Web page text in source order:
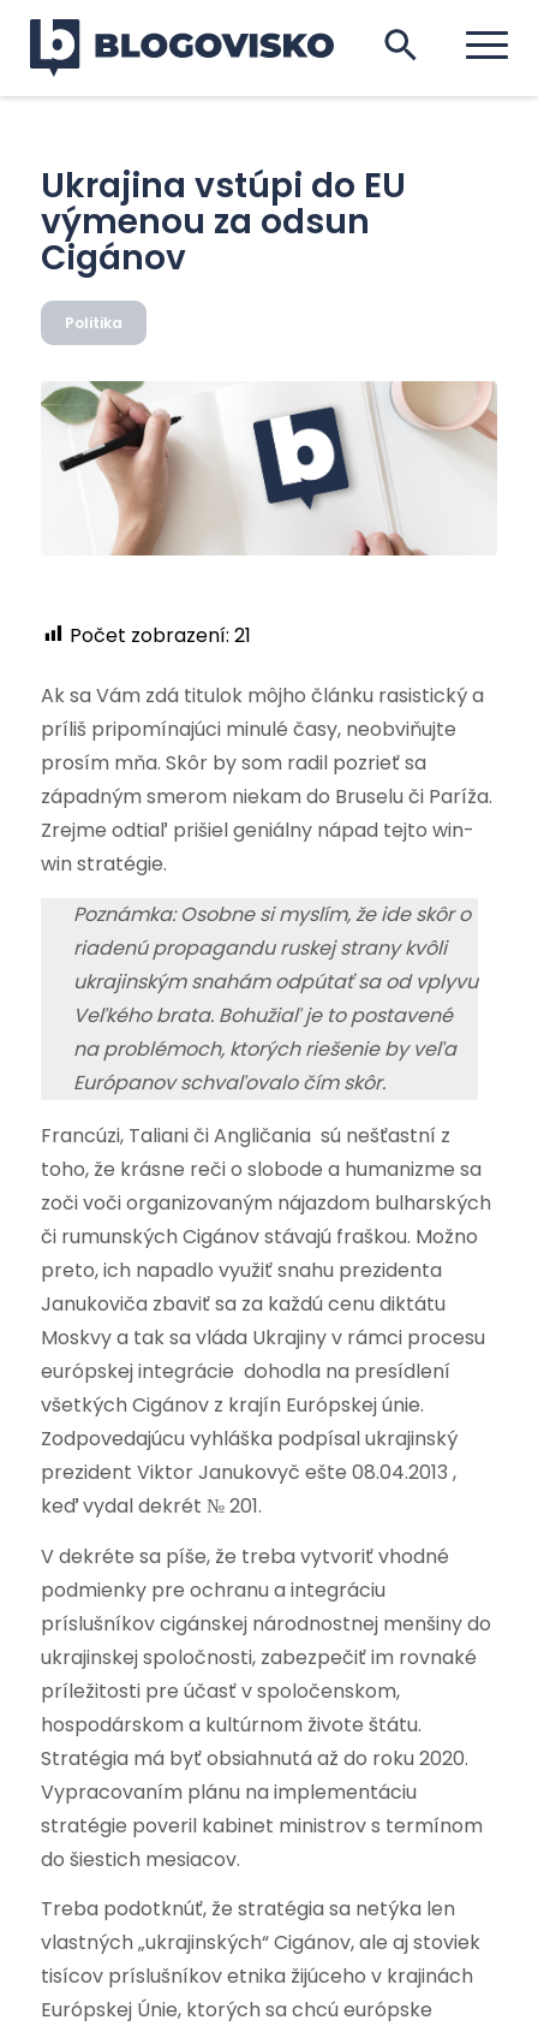
Ukrajina vstúpi do EU
výmenou za odsun
Cigánov
Politika
Počet zobrazení: 21
Ak sa Vám zdá titulok môjho článku rasistický a
príliš pripomínajúci minulé časy, neobviňujte
prosím mňa. Skôr by som radil pozrieť sa
západným smerom niekam do Bruselu či Paríža.
Zrejme odtiaľ prišiel geniálny nápad tejto win-
win stratégie.
Poznámka: Osobne si myslím, že ide skôr o
riadenú propagandu ruskej strany kvôli
ukrajinským snahám odpútať sa od vplyvu
Veľkého brata. Bohužiaľ je to postavené
na problémoch, ktorých riešenie by veľa
Európanov schvaľovalo čím skôr.
Francúzi, Taliani či Angličania sú nešťastní z
toho, že krásne reči o slobode a humanizme sa
zoči voči organizovaným nájazdom bulharských
či rumunských Cigánov stávajú fraškou. Možno
preto, ich napadlo využiť snahu prezidenta
Janukoviča zbaviť sa za každú cenu diktátu
Moskvy a tak sa vláda Ukrajiny v rámci procesu
európskej integrácie dohodla na presídlení
všetkých Cigánov z krajín Európskej únie.
Zodpovedajúcu vyhláška podpísal ukrajinský
prezident Viktor Janukovyč ešte 08.04.2013 ,
keď vydal dekrét № 201.
V dekréte sa píše, že treba vytvoriť vhodné
podmienky pre ochranu a integráciu
príslušníkov cigánskej národnostnej menšiny do
ukrajinskej spoločnosti, zabezpečiť im rovnaké
príležitosti pre účasť v spoločenskom,
hospodárskom a kultúrnom živote štátu.
Stratégia má byť obsiahnutá až do roku 2020.
Vypracovaním plánu na implementáciu
stratégie poveril kabinet ministrov s termínom
do šiestich mesiacov.
Treba podotknúť, že stratégia sa netýka len
vlastných „ukrajinských“ Cigánov, ale aj stoviek
tisícov príslušníkov etnika žijúceho v krajinách
Európskej Únie, ktorých sa chcú európske